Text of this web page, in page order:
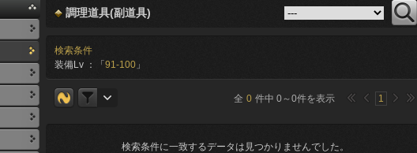
調理道具(副道具)
検索条件
装備Lv ：「 91-100 」
全 0 件中 0～0件を表示 1
検索条件に一致するデータは見つかりませんでした。